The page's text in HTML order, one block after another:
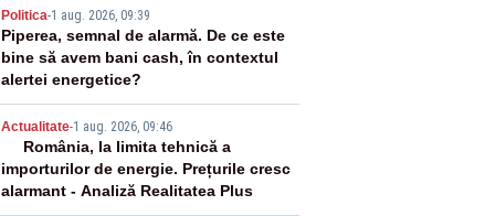
Politica-1 aug. 2026, 09:39
Piperea, semnal de alarmă. De ce este
bine să avem bani cash, în contextul
alertei energetice?
Actualitate-1 aug. 2026, 09:46
România, la limita tehnică a
importurilor de energie. Prețurile cresc
alarmant - Analiză Realitatea Plus